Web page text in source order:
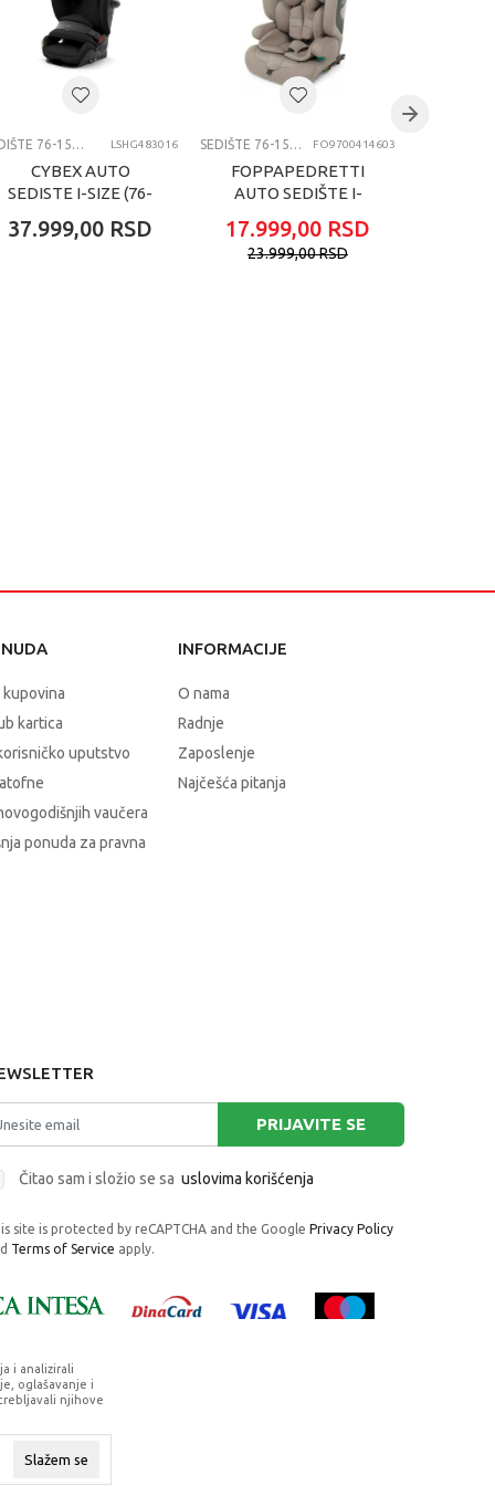
SEDIŠTE 76-150CM LSHG483016
CYBEX AUTO
SEDISTE I-SIZE (76-
PLUS MOON BLACK
37.999,00 RSD
SEDIŠTE 76-150CM FO9700414603
FOPPAPEDRETTI
AUTO SEDIŠTE I-
TENDER SAND
17.999,00 RSD
23.999,00RSD
kartica
uputstvo
vaučera
ponuda za pravna
INFORMACIJE
O nama
Radnje
Zaposlenje
Najčešća pitanja
PRIJAVITE SE
Čitao sam i složio se sa uslovima korišćenja
site is protected by reCAPTCHA and the Google Privacy Policy
Terms of Service apply.
i analizirali
oglašavanje i
njihove
Slažem se